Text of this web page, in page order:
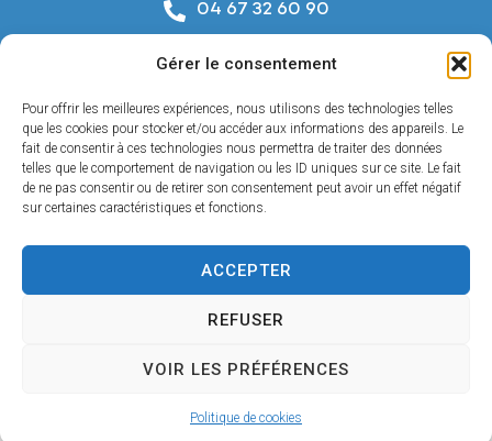
Gérer le consentement
Pour offrir les meilleures expériences, nous utilisons des technologies telles
que les cookies pour stocker et/ou accéder aux informations des appareils. Le
fait de consentir à ces technologies nous permettra de traiter des données
telles que le comportement de navigation ou les ID uniques sur ce site. Le fait
de ne pas consentir ou de retirer son consentement peut avoir un effet négatif
sur certaines caractéristiques et fonctions.
ACCEPTER
REFUSER
VOIR LES PRÉFÉRENCES
Politique de cookies
04 67 32 60 90
Horaires d’ouverture
Du lundi au jeudi :
De 8h à 12h et de 14h à 18h
Le vendredi :
De 8h à 12h et de 14h à 17h
© 2025 - Propulsé par Utopia